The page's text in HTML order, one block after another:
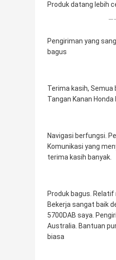
Produk datang lebih
Pengiriman yang
bagus
Terima kasih, Semua
Tangan Kanan Honda
Navigasi berfungsi.
Komunikasi yang
terima kasih banyak.
Produk bagus.
Bekerja sangat baik
5700DAB saya.
Australia. Bantuan
biasa